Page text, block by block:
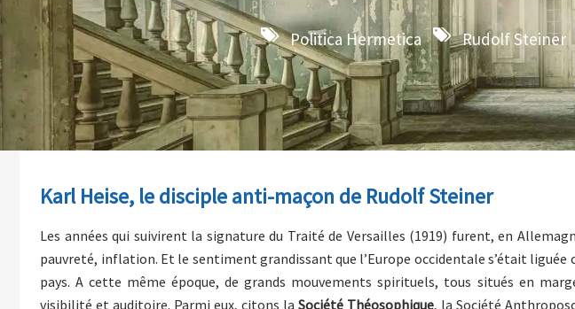
Politica Hermetica Rudolf Steiner
Karl Heise, le disciple anti-maçon de Rudolf Steiner
Les années qui suivirent la signature du Traité de Versailles (1919) furent, en
pauvreté, inflation. Et le sentiment grandissant que l’Europe occidentale s’était liguée
pays. A cette même époque, de grands mouvements spirituels, tous situés en
visibilité et auditoire. Parmi eux, citons laSociété Théosophique, la Société